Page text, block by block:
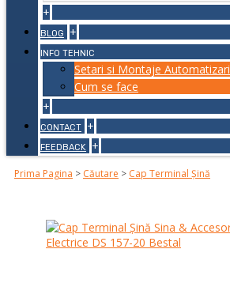
+
BLOG +
INFO TEHNIC
Setari si Montaje Automatizari
Cum se face
+
CONTACT +
FEEDBACK +
Prima Pagina > Căutare > Cap Terminal Șină